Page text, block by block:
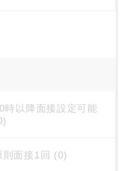
時以降面接設定可能
則面接1回 (0)